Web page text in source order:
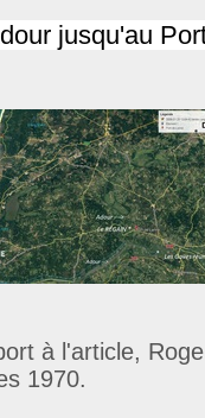
jusqu'au
à l'article,
1970.